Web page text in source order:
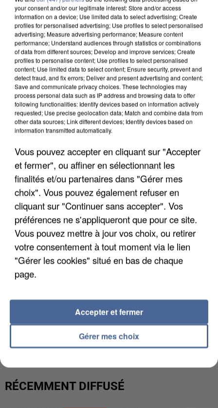
APRÈS TOUTES CES CANICULES, LES REFUGES
DE FAUNE SAUVAGE SONT...
L’UN DES FONDATEURS SUPPOSÉS DE LA DZ
MAFIA INTERPELLÉ EN ALGÉRIE
RÉCEMMENT DIFFUSÉ
your consent and/or our legitimate interest: Store and/or access
information on a device; Use limited data to select advertising; Create
profiles for personalised advertising; Use profiles to select personalised
advertising; Measure advertising performance; Measure content
performance; Understand audiences through statistics or combinations
of data from different sources; Develop and improve services; Create
profiles to personalise content; Use profiles to select personalised
content; Use limited data to select content; Ensure security, prevent and
detect fraud, and fix errors; Deliver and present advertising and content;
Save and communicate privacy choices. These technologies may
process personal data such as IP address and browsing data to offer
following functionalities: Identify devices based on information actively
requested; Use precise geolocation data; Match and combine data from
other data sources; Link different devices; Identify devices based on
information transmitted automatically.
Vous pouvez accepter en cliquant sur "Accepter
et fermer", ou affiner en sélectionnant les
finalités et/ou partenaires dans "Gérer mes
choix". Vous pouvez également refuser en
cliquant sur "Continuer sans accepter". Vos
préférences ne s'appliqueront que pour ce site.
Vous pouvez mettre à jour vos choix, ou retirer
votre consentement à tout moment via le lien
"Gérer les cookies" situé en bas de chaque
page.
Gérer mes choix
Accepter et fermer